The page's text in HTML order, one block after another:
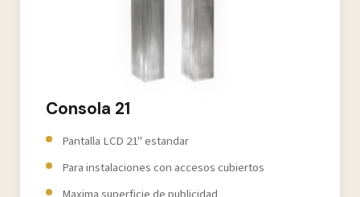
Consola 21
Pantalla LCD 21" estandar
Para instalaciones con accesos cubiertos